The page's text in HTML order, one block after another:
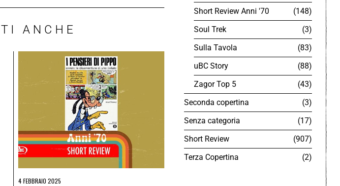
ANCHE
4 FEBBRAIO 2025
Short Review Anni '70
148
Soul Trek
3
Sulla Tavola
83
uBC Story
88
Zagor Top 5
43
Seconda copertina
3
Senza categoria
17
Short Review
907
Terza Copertina
2